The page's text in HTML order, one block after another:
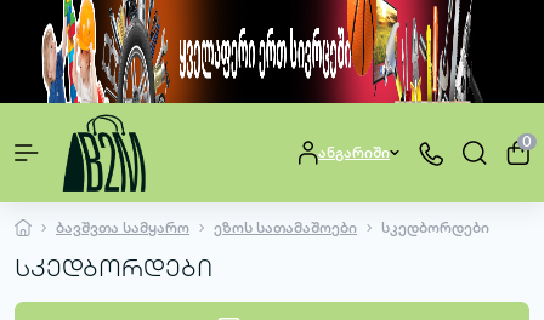
ანგარიში
0
ბავშვთა სამყარო ეზოს სათამაშოები სკედბორდები
სკედბორდები